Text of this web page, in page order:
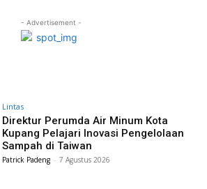
- Advertisement -
Lintas
Direktur Perumda Air Minum Kota
Kupang Pelajari Inovasi Pengelolaan
Sampah di Taiwan
Patrick Padeng - 7 Agustus 2026